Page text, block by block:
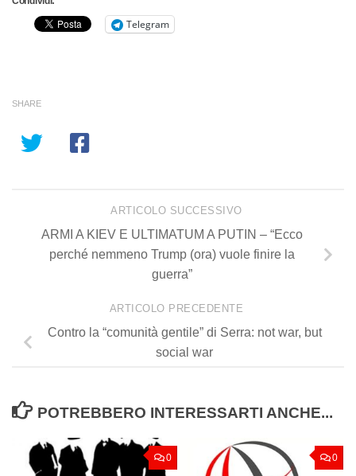
Telegram
SHARE
ARTICOLO SUCCESSIVO
ARMI A KIEV E ULTIMATUM A PUTIN – “Ecco
perché nemmeno Trump (ora) vuole finire la
guerra”
ARTICOLO PRECEDENTE
Contro la “comunità gentile” di Serra: not war, but
social war
POTREBBERO INTERESSARTI ANCHE...
0 0